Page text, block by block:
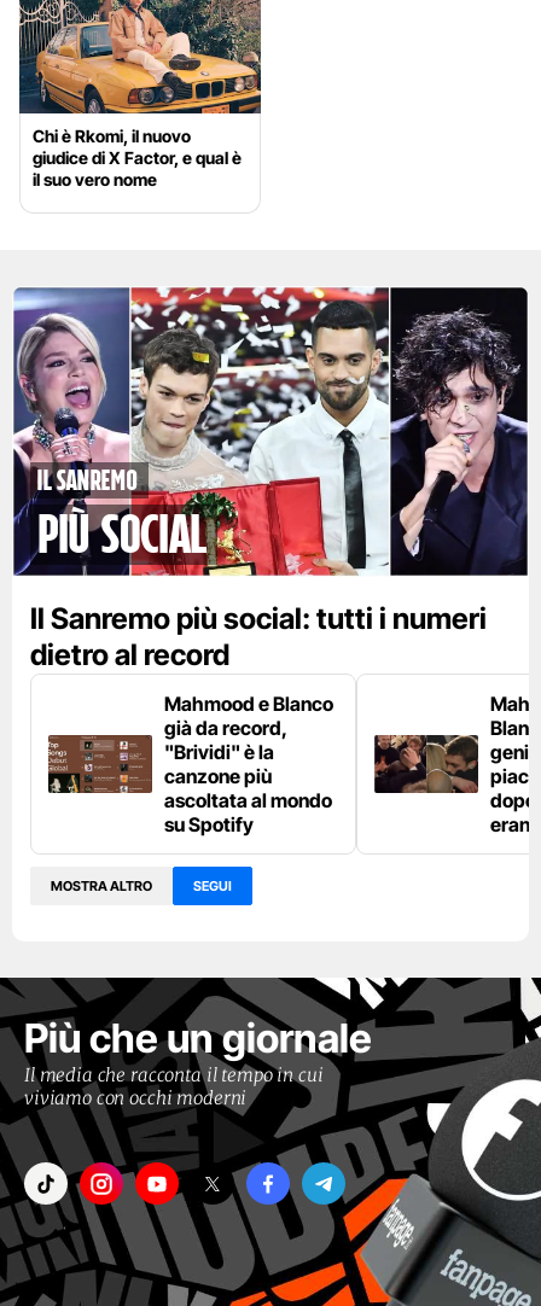
Chi è Rkomi, il nuovo
giudice di X Factor, e qual è
il suo vero nome
Il Sanremo
più social
Il Sanremo più social: tutti i numeri
dietro al record
Mahmood e Blanco
già da record,
"Brividi" è la
canzone più
ascoltata al mondo
su Spotify
dopo
MOSTRA ALTRO SEGUI
Più che un giornale
Il media che racconta il tempo in cui
viviamo con occhi moderni